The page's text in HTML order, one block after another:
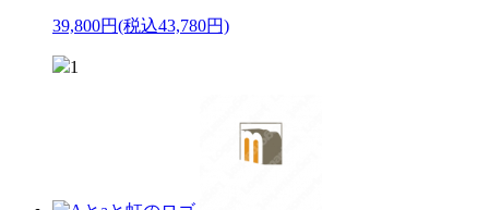
39,800円(税込43,780円)
1